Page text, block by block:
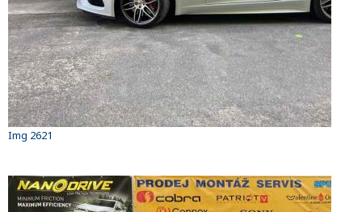
Img 2621